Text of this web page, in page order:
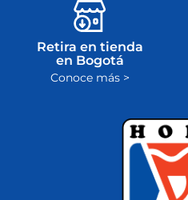
Retira en tienda
en Bogotá
Conoce más >